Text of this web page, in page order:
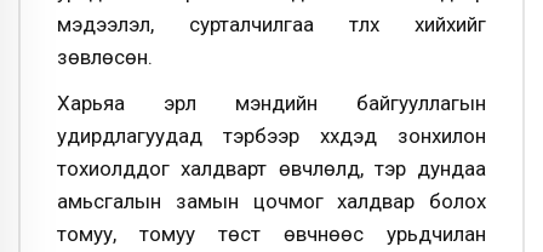
мэдээлэл, сурталчилгаа түлхүү хийхийг
зөвлөсөн.
Харьяа эрүүл мэндийн байгууллагын
удирдлагуудад тэрбээр хүүхдэд зонхилон
тохиолддог халдварт өвчлөлүүд, тэр дундаа
амьсгалын замын цочмог халдвар болох
томуу, томуу төст өвчнөөс урьдчилан